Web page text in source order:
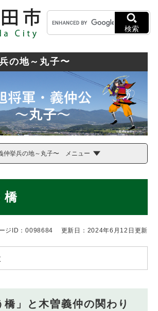
メニューを飛ばして本文へ
キ
ー
ワ
ド
検
検索
の地～丸子〜
仲挙兵の地～丸子〜 メニュー
橋
ジID：0098684 更新日：2024年6月12日更新
橋」と木曽義仲の関わり